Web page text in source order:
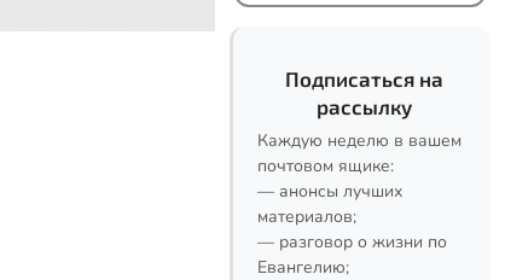
Подписаться на
рассылку
Каждую неделю в вашем
почтовом ящике:
— анонсы лучших
материалов;
— разговор о жизни по
Евангелию;